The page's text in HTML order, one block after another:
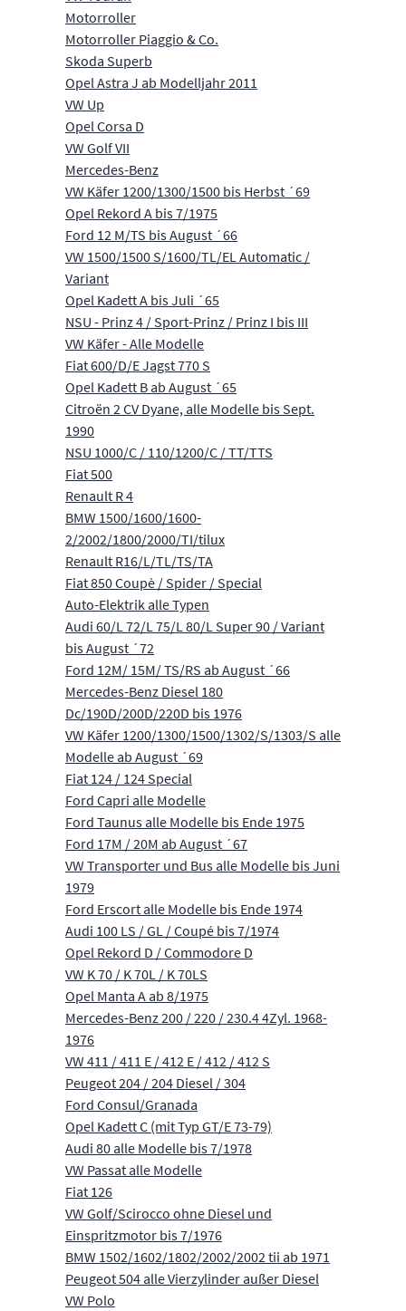
Motorroller
Motorroller Piaggio & Co.
Skoda Superb
Opel Astra J ab Modelljahr 2011
VW Up
Opel Corsa D
VW Golf VII
Mercedes-Benz
VW Käfer 1200/1300/1500 bis Herbst ´69
Opel Rekord A bis 7/1975
Ford 12 M/TS bis August ´66
VW 1500/1500 S/1600/TL/EL Automatic /
Variant
Opel Kadett A bis Juli ´65
NSU - Prinz 4 / Sport-Prinz / Prinz I bis III
VW Käfer - Alle Modelle
Fiat 600/D/E Jagst 770 S
Opel Kadett B ab August ´65
Citroën 2 CV Dyane, alle Modelle bis Sept.
1990
NSU 1000/C / 110/1200/C / TT/TTS
Fiat 500
Renault R 4
BMW 1500/1600/1600-
2/2002/1800/2000/TI/tilux
Renault R16/L/TL/TS/TA
Fiat 850 Coupè / Spider / Special
Auto-Elektrik alle Typen
Audi 60/L 72/L 75/L 80/L Super 90 / Variant
bis August ´72
Ford 12M/ 15M/ TS/RS ab August ´66
Mercedes-Benz Diesel 180
Dc/190D/200D/220D bis 1976
VW Käfer 1200/1300/1500/1302/S/1303/S alle
Modelle ab August ´69
Fiat 124 / 124 Special
Ford Capri alle Modelle
Ford Taunus alle Modelle bis Ende 1975
Ford 17M / 20M ab August ´67
VW Transporter und Bus alle Modelle bis Juni
1979
Ford Erscort alle Modelle bis Ende 1974
Audi 100 LS / GL / Coupé bis 7/1974
Opel Rekord D / Commodore D
VW K 70 / K 70L / K 70LS
Opel Manta A ab 8/1975
Mercedes-Benz 200 / 220 / 230.4 4Zyl. 1968-
1976
VW 411 / 411 E / 412 E / 412 / 412 S
Peugeot 204 / 204 Diesel / 304
Ford Consul/Granada
Opel Kadett C (mit Typ GT/E 73-79)
Audi 80 alle Modelle bis 7/1978
VW Passat alle Modelle
Fiat 126
VW Golf/Scirocco ohne Diesel und
Einspritzmotor bis 7/1976
BMW 1502/1602/1802/2002/2002 tii ab 1971
Peugeot 504 alle Vierzylinder außer Diesel
VW Polo